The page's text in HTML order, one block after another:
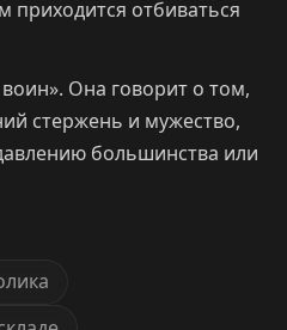
приходится отбиваться
Она говорит о том,
стержень и мужество,
большинства или